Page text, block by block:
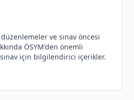
ve sınav öncesi
ÖSYM'den önemli
için bilgilendirici içerikler.